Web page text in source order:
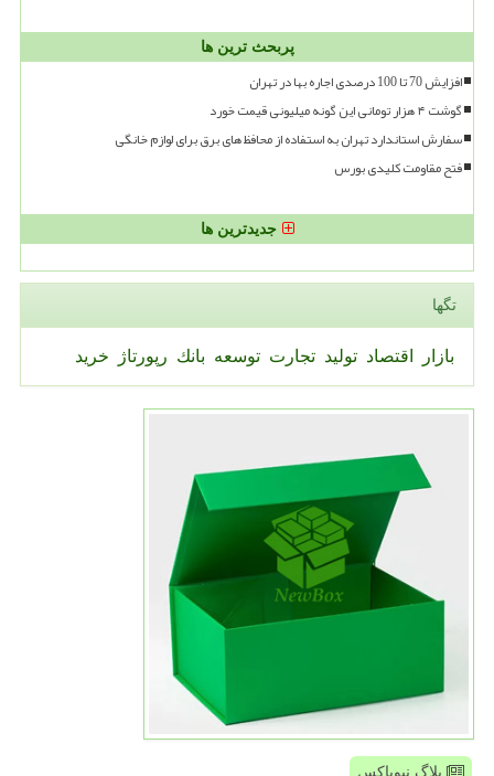
پربحث ترین ها
افزایش 70 تا 100 درصدی اجاره بها در تهران
گوشت ۴ هزار تومانی این گونه میلیونی قیمت خورد
سفارش استاندارد تهران به استفاده از محافظ های برق برای لوازم خانگی
فتح مقاومت کلیدی بورس
جدیدترین ها
تگها
بازار اقتصاد تولید تجارت توسعه بانك رپورتاژ خرید
بلاگ نیوباکس